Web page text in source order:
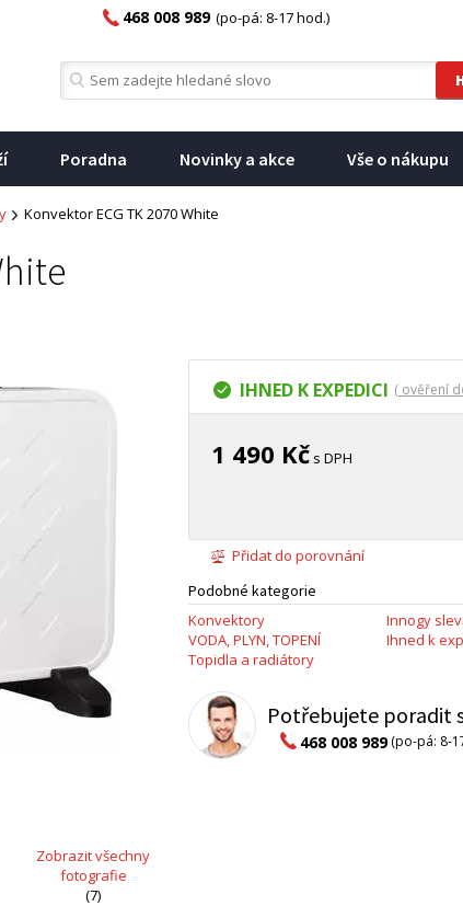
468 008 989 (po-pá: 8-17 hod.)
Poradna Novinky a akce Vše o nákupu
Konvektor ECG TK 2070 White
Zobrazit všechny
fotografie
(7)
IHNED K EXPEDICI ( ověření
1 490 Kč s DPH
Přidat do porovnání
Podobné kategorie
Konvektory
VODA, PLYN, TOPENÍ
Topidla a radiátory
Innogy
Ihned k
Potřebujete poradit
468 008 989(po-pá: 8-